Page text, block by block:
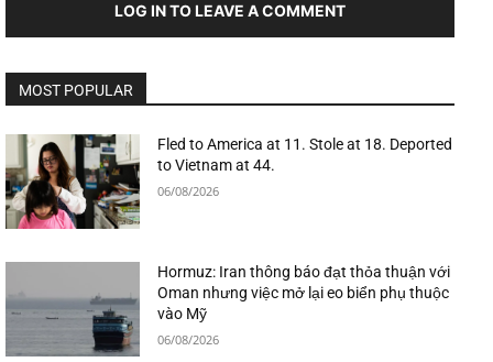
LOG IN TO LEAVE A COMMENT
MOST POPULAR
Fled to America at 11. Stole at 18. Deported
to Vietnam at 44.
06/08/2026
Hormuz: Iran thông báo đạt thỏa thuận với
Oman nhưng việc mở lại eo biển phụ thuộc
vào Mỹ
06/08/2026